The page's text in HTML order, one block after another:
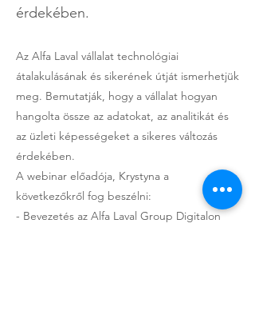
érdekében.
Az Alfa Laval vállalat technológiai
átalakulásának és sikerének útját ismerhetjük
meg. Bemutatják, hogy a vállalat hogyan
hangolta össze az adatokat, az analitikát és
az üzleti képességeket a sikeres változás
érdekében.
A webinar előadója, Krystyna a
következőkről fog beszélni:
- Bevezetés az Alfa Laval Group Digitalon